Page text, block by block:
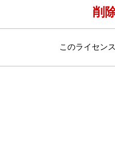
削
このライセン